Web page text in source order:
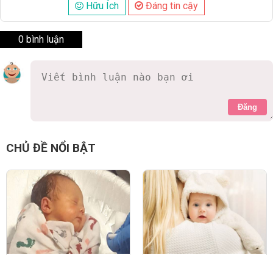
Hữu Ích Đáng tin cậy
0 bình luận
Đăng
CHỦ ĐỀ NỔI BẬT